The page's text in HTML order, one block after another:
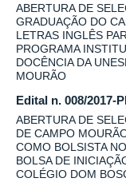
ABERTURA DE
GRADUAÇÃO DO
LETRAS INGLÊS
PROGRAMA
DOCÊNCIA DA
MOURÃO
Edital n. 008/2017-
ABERTURA DE
DE CAMPO
COMO BOLSISTA
BOLSA DE
COLÉGIO DOM